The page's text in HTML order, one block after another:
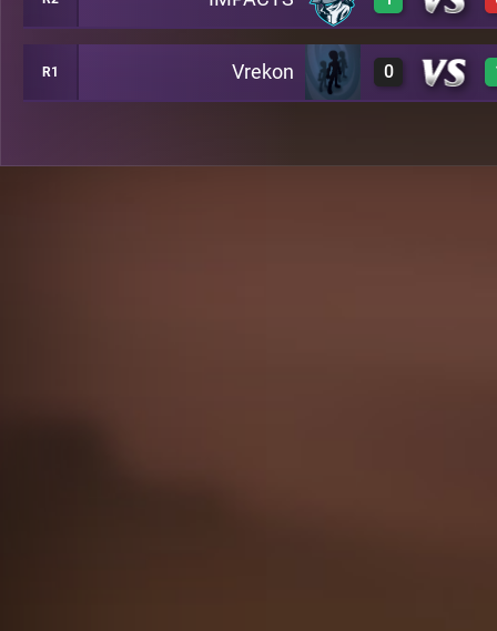
3 A20
3 A50
R1 Vrekon 0